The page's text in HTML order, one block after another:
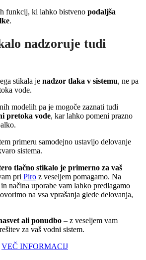
funkcij, ki lahko bistveno podaljša
.
nadzoruje tudi
stikala je nadzor tlaka v sistemu, ne pa
vode.
modelih pa je mogoče zaznati tudi
pretoka vode, kar lahko pomeni prazno
primeru samodejno ustavijo delovanje
sistema.
tlačno stikalo je primerno za vaš
pri Piro z veseljem pomagamo. Na
načina uporabe vam lahko predlagamo
na vsa vprašanja glede delovanja,
ali ponudbo – z veseljem vam
za vaš vodni sistem.
VEČ INFORMACIJ